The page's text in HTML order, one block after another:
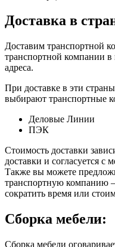
Доставка в
Доставим транспортной
транспортной компании
адреса.
При доставке в эти
выбирают транспортные
Деловые Линии
ПЭК
Стоимость доставки
доставки и согласуется с
Также вы можете
транспортную компанию
сократить время или
Сборка мебели:
Сборка мебели